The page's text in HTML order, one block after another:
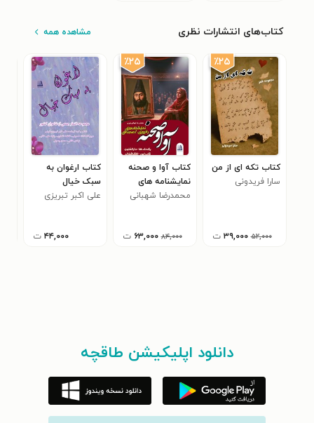
کتاب‌های انتشارات نظری مشاهده همه
٪۲۵
کتاب تکه ای از من
سارا فریدونی
۵۲,۰۰۰ ۳۹,۰۰۰ ت
٪۲۵
کتاب آوا و صحنه
نمایشنامه های
رادیویی، صحنه ای
محمدرضا شهبانی
۸۴,۰۰۰ ۶۳,۰۰۰ ت
کتاب ارغوان به
سبک خیال
علی اکبر تبریزی
۴۴,۰۰۰ ت
دانلود اپلیکیشن طاقچه